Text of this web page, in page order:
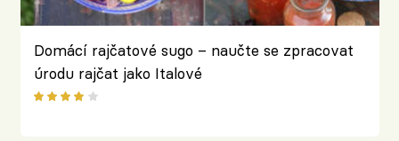
Domácí rajčatové sugo – naučte se zpracovat
úrodu rajčat jako Italové